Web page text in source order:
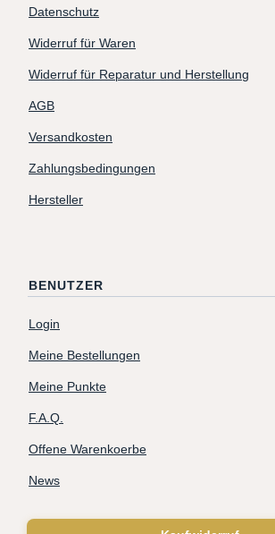
Datenschutz
Widerruf für Waren
Widerruf für Reparatur und Herstellung
AGB
Versandkosten
Zahlungsbedingungen
Hersteller
BENUTZER
Login
Meine Bestellungen
Meine Punkte
F.A.Q.
Offene Warenkoerbe
News